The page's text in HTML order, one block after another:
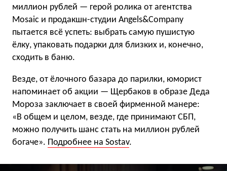
миллион рублей — герой ролика от агентства
Mosaic и продакшн-студии Angels&Company
пытается всё успеть: выбрать самую пушистую
ёлку, упаковать подарки для близких и, конечно,
сходить в баню.
Везде, от ёлочного базара до парилки, юморист
напоминает об акции — Щербаков в образе Деда
Мороза заключает в своей фирменной манере:
«В общем и целом, везде, где принимают СБП,
можно получить шанс стать на миллион рублей
богаче». Подробнее на Sostav.